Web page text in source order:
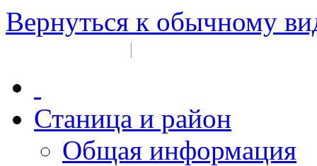
Вернуться к обычному
|
Станица и район
Общая информация